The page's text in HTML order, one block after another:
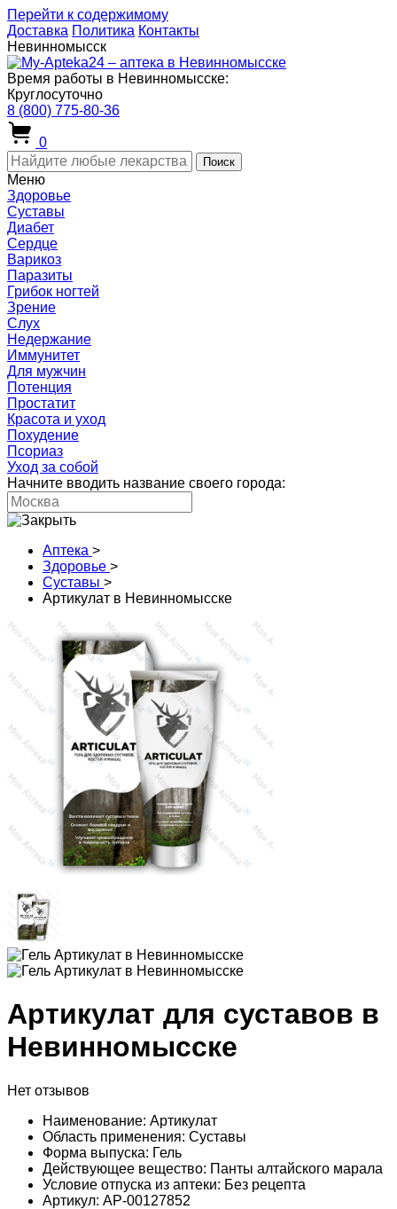
Перейти к содержимому
Доставка Политика Контакты
Невинномысск
Время работы в Невинномысске:
Круглосуточно
8 (800) 775-80-36
0
Поиск
Меню
Здоровье
Суставы
Диабет
Сердце
Варикоз
Паразиты
Грибок ногтей
Зрение
Слух
Недержание
Иммунитет
Для мужчин
Потенция
Простатит
Красота и уход
Похудение
Псориаз
Уход за собой
Начните вводить название своего города:
Аптека >
Здоровье >
Суставы >
Артикулат в Невинномысске
Артикулат для суставов в
Невинномысске
Нет отзывов
Наименование: Артикулат
Область применения: Суставы
Форма выпуска: Гель
Действующее вещество: Панты алтайского марала
Условие отпуска из аптеки: Без рецепта
Артикул: AP-00127852